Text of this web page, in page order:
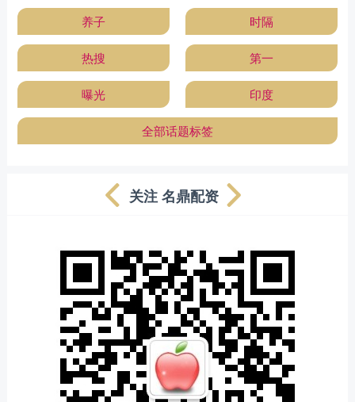
养子 时隔
热搜 第一
曝光 印度
全部话题标签
关注 名鼎配资